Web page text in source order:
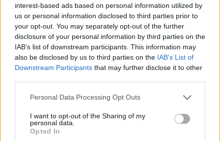
interest-based ads based on personal information utilized by
us or personal information disclosed to third parties prior to
your opt-out. You may separately opt-out of the further
disclosure of your personal information by third parties on the
IAB’s list of downstream participants. This information may
also be disclosed by us to third parties on the IAB’s List of
Downstream Participants that may further disclose it to other
Personal Data Processing Opt Outs
I want to opt-out of the Sharing of my
personal data.
Opted In